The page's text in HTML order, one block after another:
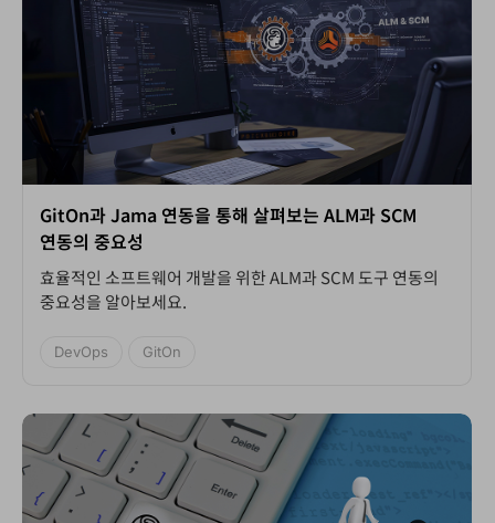
GitOn과 Jama 연동을 통해 살펴보는 ALM과 SCM
연동의 중요성
효율적인 소프트웨어 개발을 위한 ALM과 SCM 도구 연동의
중요성을 알아보세요.
DevOps GitOn